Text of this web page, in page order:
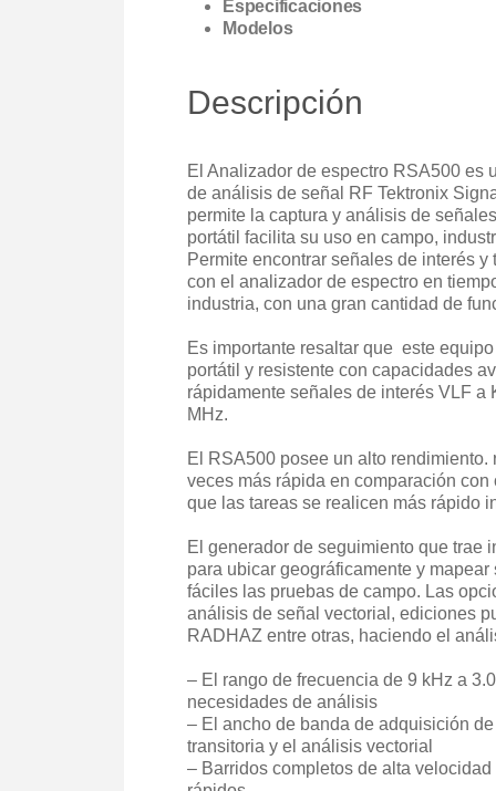
Especificaciones
Modelos
Descripción
El Analizador de espectro RSA500 es
de análisis de señal RF Tektronix
permite la captura y análisis de
portátil facilita su uso en campo,
Permite encontrar señales de interés
con el analizador de espectro en
industria, con una gran cantidad de
Es importante resaltar que este
portátil y resistente con capacidades
rápidamente señales de interés VLF a
MHz.
El RSA500 posee un alto
veces más rápida en comparación
que las tareas se realicen más rápido
El generador de seguimiento que trae
para ubicar geográficamente y
fáciles las pruebas de campo. Las
análisis de señal vectorial, ediciones
RADHAZ entre otras, haciendo el
– El rango de frecuencia de 9 kHz a
necesidades de análisis
– El ancho de banda de adquisición
transitoria y el análisis vectorial
– Barridos completos de alta